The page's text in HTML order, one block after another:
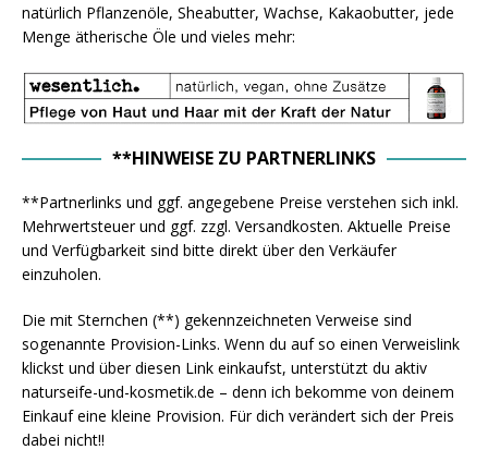
natürlich Pflanzenöle, Sheabutter, Wachse, Kakaobutter, jede
Menge ätherische Öle und vieles mehr:
**HINWEISE ZU PARTNERLINKS
**Partnerlinks und ggf. angegebene Preise verstehen sich inkl.
Mehrwertsteuer und ggf. zzgl. Versandkosten. Aktuelle Preise
und Verfügbarkeit sind bitte direkt über den Verkäufer
einzuholen.
Die mit Sternchen (**) gekennzeichneten Verweise sind
sogenannte Provision-Links. Wenn du auf so einen Verweislink
klickst und über diesen Link einkaufst, unterstützt du aktiv
naturseife-und-kosmetik.de – denn ich bekomme von deinem
Einkauf eine kleine Provision. Für dich verändert sich der Preis
dabei nicht!!